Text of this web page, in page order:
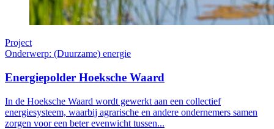
Project
Onderwerp: (Duurzame) energie
Energiepolder Hoeksche Waard
In de Hoeksche Waard wordt gewerkt aan een collectief
energiesysteem, waarbij agrarische en andere ondernemers samen
zorgen voor een beter evenwicht tussen...